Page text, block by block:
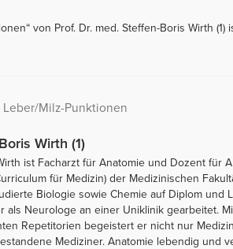
von Prof. Dr. med. Steffen-Boris Wirth
Leber/Milz-Punktionen
Wirth (1)
ist Facharzt für Anatomie und Dozent für
für Medizin) der Medizinischen
Biologie sowie Chemie auf Diplom und
als Neurologe an einer Uniklinik gearbeitet.
Repetitorien begeistert er nicht nur
Mediziner. Anatomie lebendig und